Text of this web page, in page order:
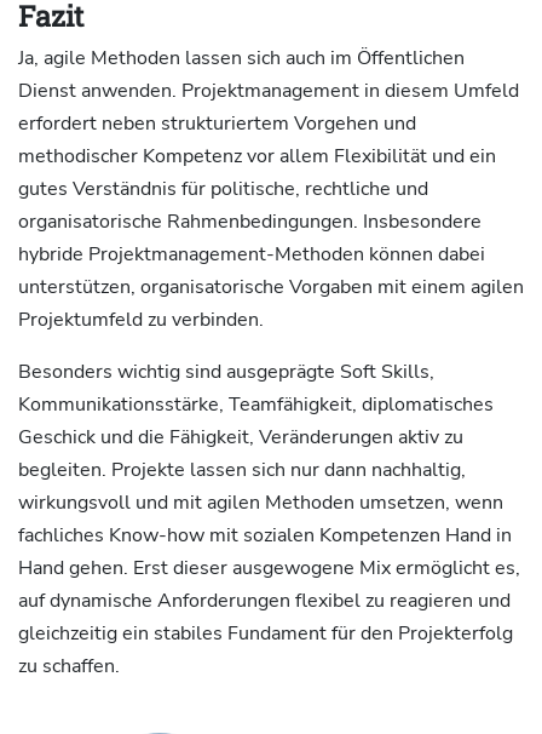
Fazit
Ja, agile Methoden lassen sich auch im Öffentlichen
Dienst anwenden. Projektmanagement in diesem Umfeld
erfordert neben strukturiertem Vorgehen und
methodischer Kompetenz vor allem Flexibilität und ein
gutes Verständnis für politische, rechtliche und
organisatorische Rahmenbedingungen. Insbesondere
hybride Projektmanagement-Methoden können dabei
unterstützen, organisatorische Vorgaben mit einem agilen
Projektumfeld zu verbinden.
Besonders wichtig sind ausgeprägte Soft Skills,
Kommunikationsstärke, Teamfähigkeit, diplomatisches
Geschick und die Fähigkeit, Veränderungen aktiv zu
begleiten. Projekte lassen sich nur dann nachhaltig,
wirkungsvoll und mit agilen Methoden umsetzen, wenn
fachliches Know-how mit sozialen Kompetenzen Hand in
Hand gehen. Erst dieser ausgewogene Mix ermöglicht es,
auf dynamische Anforderungen flexibel zu reagieren und
gleichzeitig ein stabiles Fundament für den Projekterfolg
zu schaffen.